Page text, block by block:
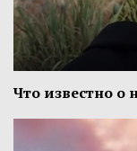
Что известно о